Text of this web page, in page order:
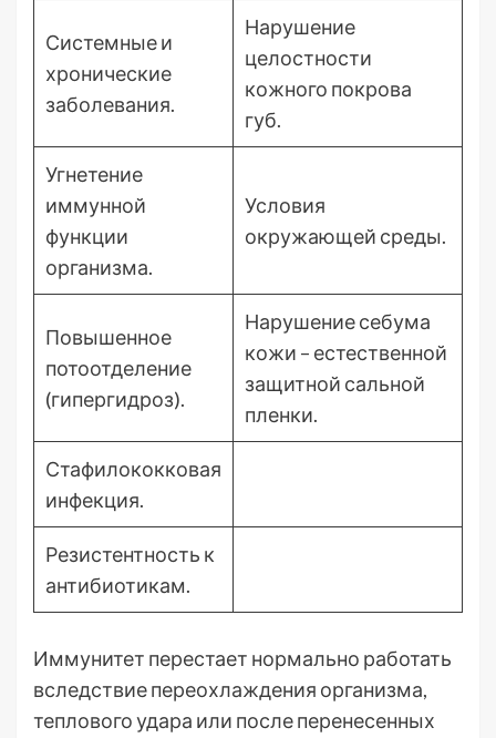
Системные и
хронические
заболевания.
Нарушение
целостности
кожного покрова
губ.
Угнетение
иммунной
функции
организма.
Условия
окружающей среды.
Повышенное
потоотделение
(гипергидроз).
Нарушение себума
кожи – естественной
защитной сальной
пленки.
Стафилококковая
инфекция.
Резистентность к
антибиотикам.
Иммунитет перестает нормально работать
вследствие переохлаждения организма,
теплового удара или после перенесенных